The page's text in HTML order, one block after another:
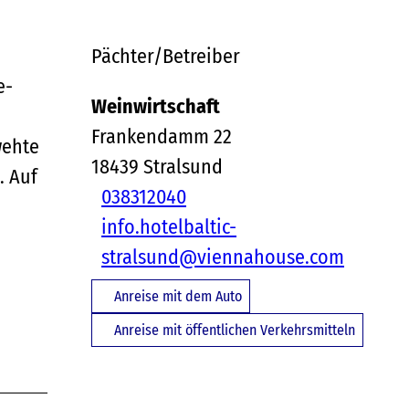
Auf
Pächter/Betreiber
Weinwirtschaft
Frankendamm 22
18439 Stralsund
038312040
info.hotelbaltic-
stralsund@viennahouse.com
Anreise mit dem Auto
Anreise mit öffentlichen Verkehrsmitteln